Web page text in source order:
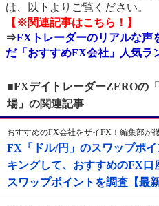
は、以下よりご覧ください。
【※関連記事はこちら！】
⇒FXトレーダーのリアルな声
だ「おすすめFX会社」人気ラ
■FXデイトレーダーZEROの
場」の関連記事
おすすめのFX会社をザイFX！編集部が
FX「ドル/円」のスワップポ
キングして、おすすめのFX口
スワップポイントを調査【最新